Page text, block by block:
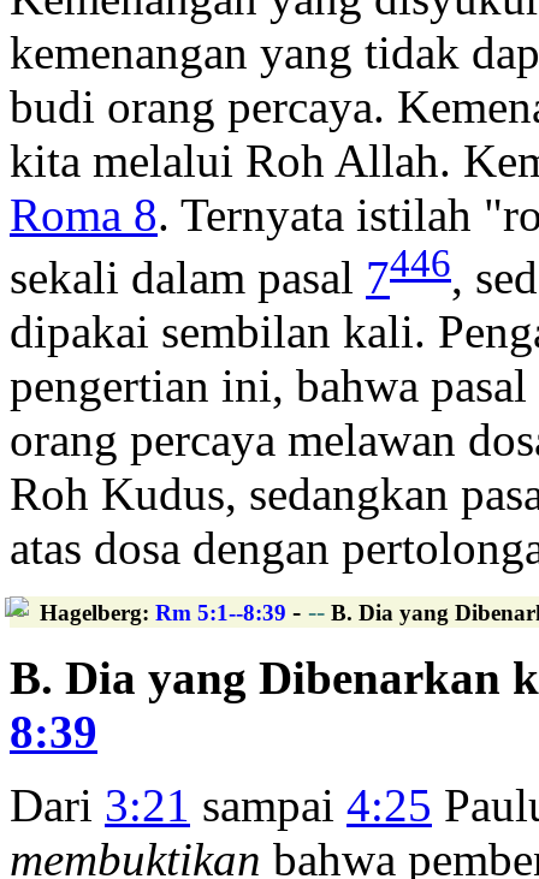
kemenangan yang tidak
budi orang percaya.
kita melalui Roh Allah.
Roma 8. Ternyata istilah
sekali dalam pasal 7446,
dipakai sembilan kali.
pengertian ini, bahwa pasal
orang percaya melawan
Roh Kudus, sedangkan
atas dosa dengan
Hagelberg: Rm 5:1--8:39 - -- B. Dia yang
B. Dia yang Dibenarkan
8:39
Dari 3:21 sampai 4:25
membuktikan bahwa